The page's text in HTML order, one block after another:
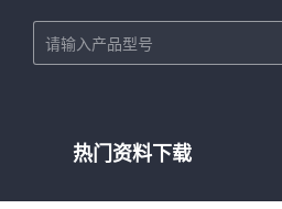
热门资料下载